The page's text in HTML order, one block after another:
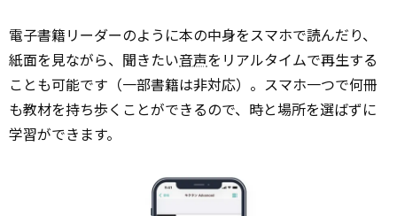
電子書籍リーダーのように本の中身をスマホで読んだり、
紙面を見ながら、聞きたい音声をリアルタイムで再生する
ことも可能です（一部書籍は非対応）。スマホ一つで何冊
も教材を持ち歩くことができるので、時と場所を選ばずに
学習ができます。